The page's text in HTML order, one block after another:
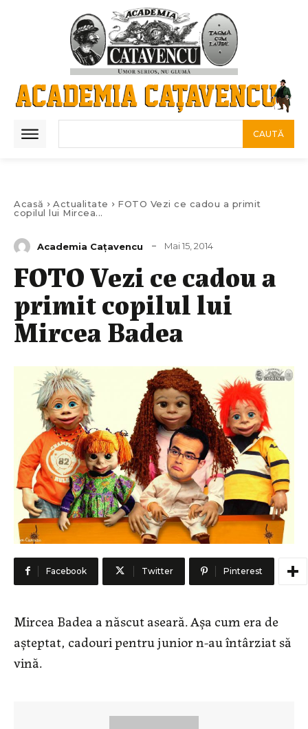
CAUTĂ
Acasă Actualitate
FOTO Vezi ce cadou a primit
copilul lui Mircea...
Academia Caţavencu Mai 15, 2014
FOTO Vezi ce cadou a
primit copilul lui
Mircea Badea
Facebook Twitter Pinterest
Mircea Badea a născut aseară. Așa cum era de
așteptat, cadouri pentru junior n-au întârziat să
vină.